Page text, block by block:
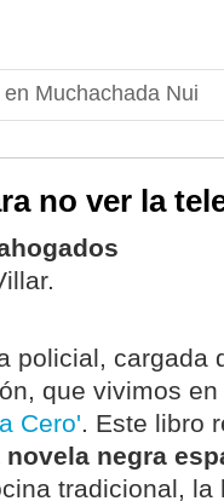
Muchachada Nui
no ver la
policial, cargada
que vivimos
Cero'. Este libro
negra
tradicional, la